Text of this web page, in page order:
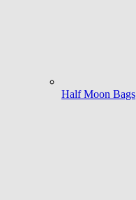
Half Moon Bags